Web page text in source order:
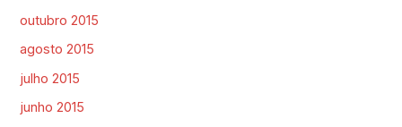
outubro 2015
agosto 2015
julho 2015
junho 2015